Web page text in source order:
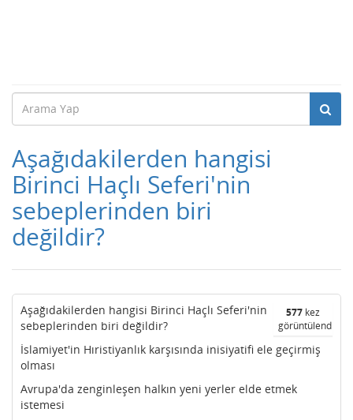
Aşağıdakilerden hangisi
Birinci Haçlı Seferi'nin
sebeplerinden biri
değildir?
577 kez
görüntülendi
Aşağıdakilerden hangisi Birinci Haçlı Seferi'nin
sebeplerinden biri değildir?
İslamiyet'in Hıristiyanlık karşısında inisiyatifi ele geçirmiş
olması
Avrupa'da zenginleşen halkın yeni yerler elde etmek
istemesi